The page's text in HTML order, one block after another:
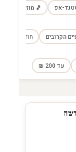
אפ 🎵 מוזיקה
הקרובים חודש הקרוב
עד 200 ₪